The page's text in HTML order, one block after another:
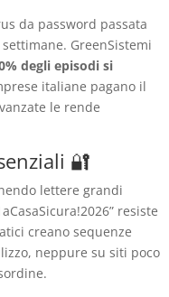
da password passata
GreenSistemi
degli episodi si
italiane pagano il
le rende
🔐
lettere grandi
resiste
creano sequenze
neppure su siti poco